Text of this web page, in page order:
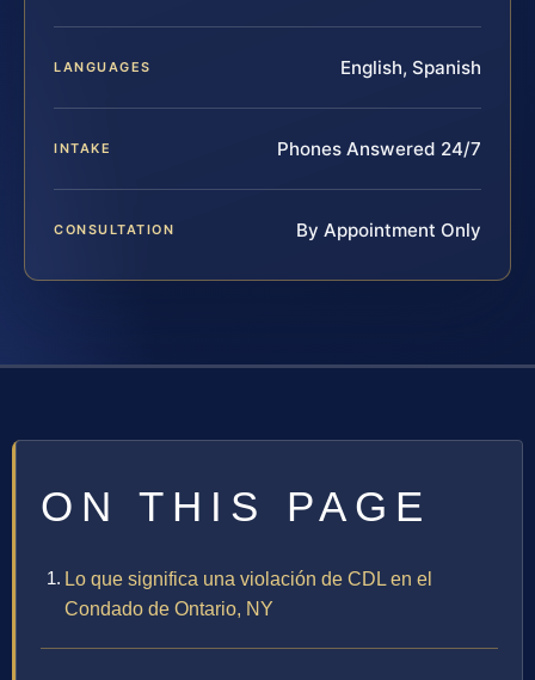
LANGUAGES English, Spanish
INTAKE Phones Answered 24/7
CONSULTATION By Appointment Only
ON THIS PAGE
Lo que significa una violación de CDL en el
Condado de Ontario, NY